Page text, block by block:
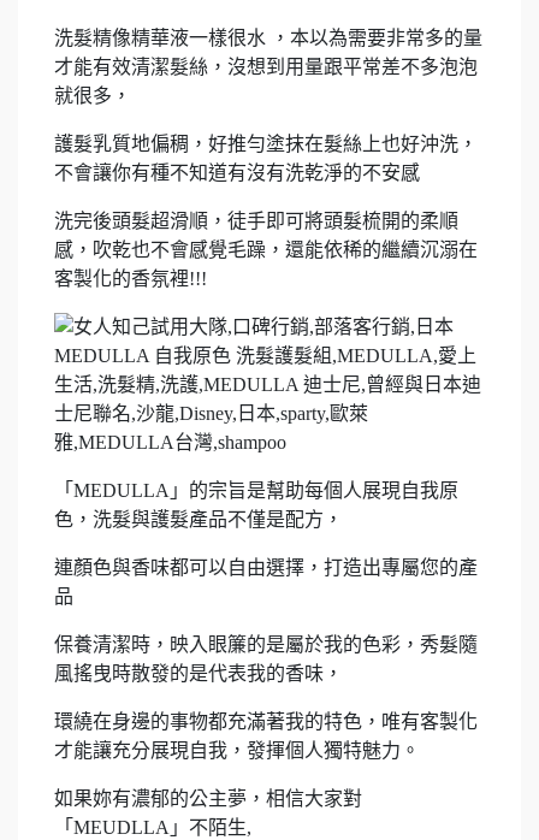
洗髮精像精華液一樣很水 ，本以為需要非常多的量
才能有效清潔髮絲，沒想到用量跟平常差不多泡泡
就很多，
護髮乳質地偏稠，好推勻塗抹在髮絲上也好沖洗，
不會讓你有種不知道有沒有洗乾淨的不安感
洗完後頭髮超滑順，徒手即可將頭髮梳開的柔順
感，吹乾也不會感覺毛躁，還能依稀的繼續沉溺在
客製化的香氛裡!!!
「MEDULLA」的宗旨是幫助每個人展現自我原
色，洗髮與護髮產品不僅是配方，
連顏色與香味都可以自由選擇，打造出專屬您的產
品
保養清潔時，映入眼簾的是屬於我的色彩，秀髮隨
風搖曳時散發的是代表我的香味，
環繞在身邊的事物都充滿著我的特色，唯有客製化
才能讓充分展現自我，發揮個人獨特魅力。
如果妳有濃郁的公主夢，相信大家對
「MEUDLLA」不陌生,